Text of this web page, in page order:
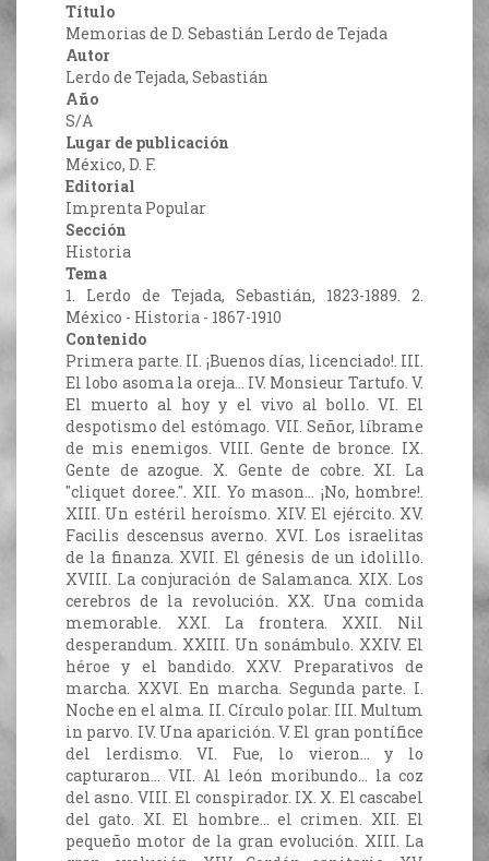
Título
Memorias de D. Sebastián Lerdo de Tejada
Autor
Lerdo de Tejada, Sebastián
Año
S/A
Lugar de publicación
México, D. F.
Editorial
Imprenta Popular
Sección
Historia
Tema
1. Lerdo de Tejada, Sebastián, 1823-1889. 2.
México - Historia - 1867-1910
Contenido
Primera parte. II. ¡Buenos días, licenciado!. III.
El lobo asoma la oreja... IV. Monsieur Tartufo. V.
El muerto al hoy y el vivo al bollo. VI. El
despotismo del estómago. VII. Señor, líbrame
de mis enemigos. VIII. Gente de bronce. IX.
Gente de azogue. X. Gente de cobre. XI. La
"cliquet doree.". XII. Yo mason... ¡No, hombre!.
XIII. Un estéril heroísmo. XIV. El ejército. XV.
Facilis descensus averno. XVI. Los israelitas
de la finanza. XVII. El génesis de un idolillo.
XVIII. La conjuración de Salamanca. XIX. Los
cerebros de la revolución. XX. Una comida
memorable. XXI. La frontera. XXII. Nil
desperandum. XXIII. Un sonámbulo. XXIV. El
héroe y el bandido. XXV. Preparativos de
marcha. XXVI. En marcha. Segunda parte. I.
Noche en el alma. II. Círculo polar. III. Multum
in parvo. IV. Una aparición. V. El gran pontífice
del lerdismo. VI. Fue, lo vieron... y lo
capturaron... VII. Al león moribundo... la coz
del asno. VIII. El conspirador. IX. X. El cascabel
del gato. XI. El hombre... el crimen. XII. El
pequeño motor de la gran evolución. XIII. La